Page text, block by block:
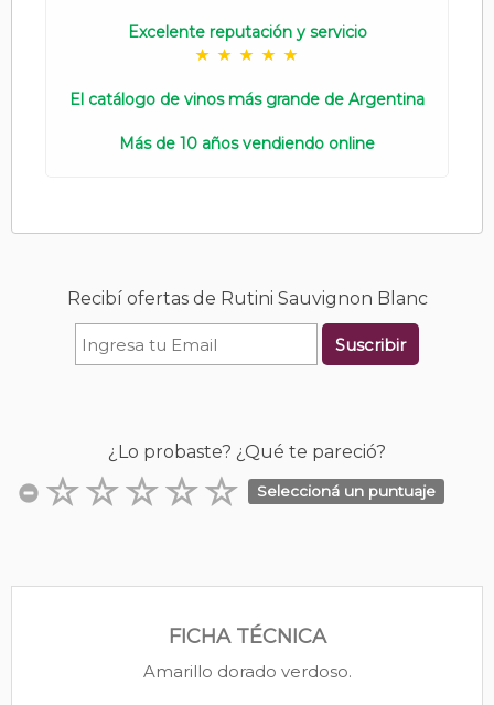
Excelente reputación y servicio
El catálogo de vinos más grande de Argentina
Más de 10 años vendiendo online
Recibí ofertas de Rutini Sauvignon Blanc
Suscribir
¿Lo probaste? ¿Qué te pareció?
Seleccioná un puntuaje
FICHA TÉCNICA
Amarillo dorado verdoso.